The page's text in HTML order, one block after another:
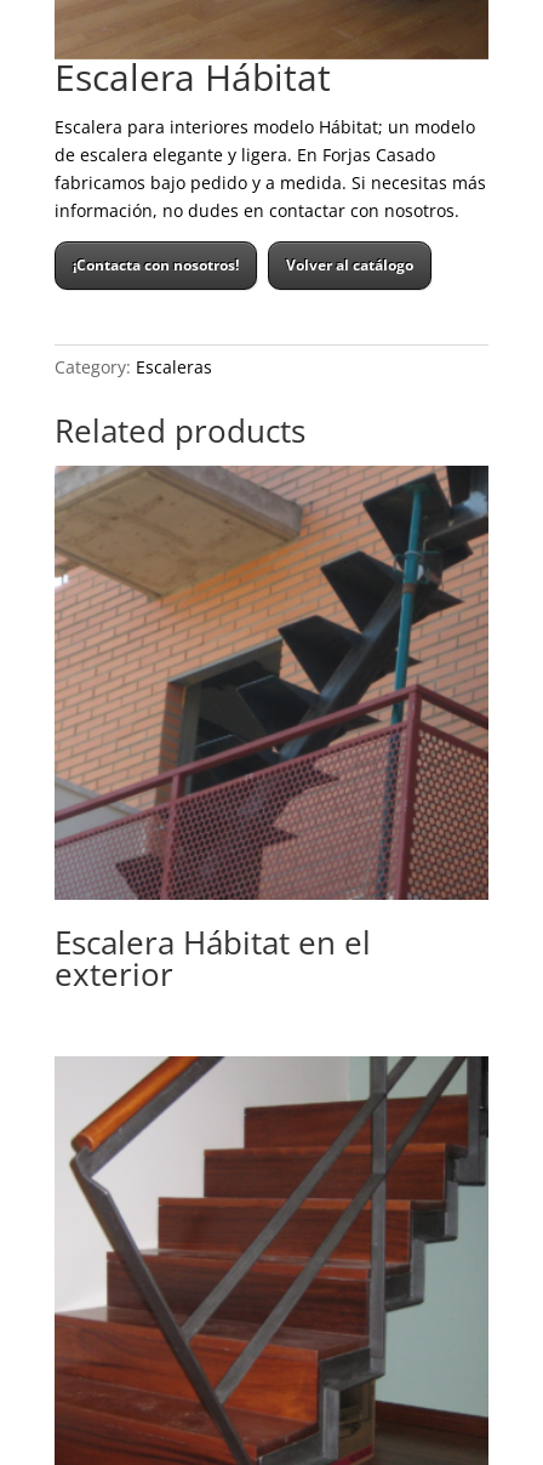
Escalera Hábitat
Escalera para interiores modelo Hábitat; un modelo
de escalera elegante y ligera. En Forjas Casado
fabricamos bajo pedido y a medida. Si necesitas más
información, no dudes en contactar con nosotros.
¡Contacta con nosotros! Volver al catálogo
Category: Escaleras
Related products
Escalera Hábitat en el
exterior